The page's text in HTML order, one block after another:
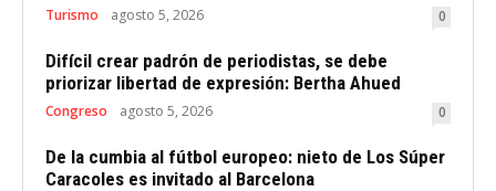
Turismo agosto 5, 2026 0
Difícil crear padrón de periodistas, se debe
priorizar libertad de expresión: Bertha Ahued
Congreso agosto 5, 2026 0
De la cumbia al fútbol europeo: nieto de Los Súper
Caracoles es invitado al Barcelona